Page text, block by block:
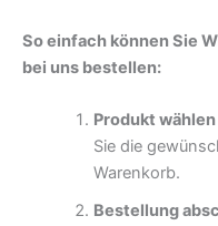
So einfach können Sie
bei uns bestellen:
Produkt
Sie die
Warenkorb.
Bestellung